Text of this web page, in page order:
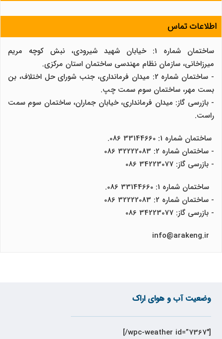
اطلاعات تماس
ساختمان شماره 1: خیابان شهید شیرودی، نبش کوچه مریم
میرزاخانی، سازمان نظام مهندسی ساختمان استان مرکزی.
- ساختمان شماره 2: میدان فرمانداری، جنب شورای حل اختلاف، بن
بست مهر، ساختمان سوم سمت چپ.
- بازرسی گاز: میدان فرمانداری، خیابان جماران، ساختمان سوم سمت
راست.
ساختمان شماره 1: 33144660 086.
- ساختمان شماره 2: 32222083 086
- بازرسی گاز: 34223077 086
ساختمان شماره 1: 33144660 086.
- ساختمان شماره 2: 32222083 086
- بازرسی گاز: 34223077 086
وضعیت آب و هوای اراک
[wpc-weather id=”7367″/]